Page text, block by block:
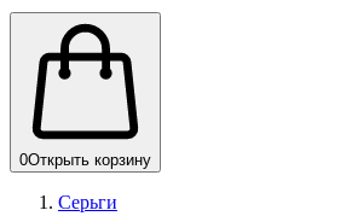
0Открыть корзину
Серьги